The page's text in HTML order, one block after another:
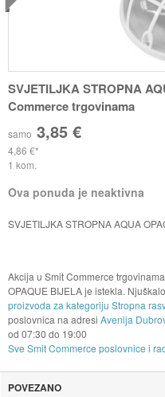
SVJETILJKA STROPNA
Commerce trgovinama
samo 3,85 €
4,86 €
1 kom.
Ova ponuda je neaktivna
SVJETILJKA STROPNA AQUA
Akcija u Smit Commerce
OPAQUE BIJELA je istekla.
proizvoda za kategoriju Stropna
poslovnica na adresi Avenija
od 07:30 do 19:00
Sve Smit Commerce poslovnice i
POVEZANO